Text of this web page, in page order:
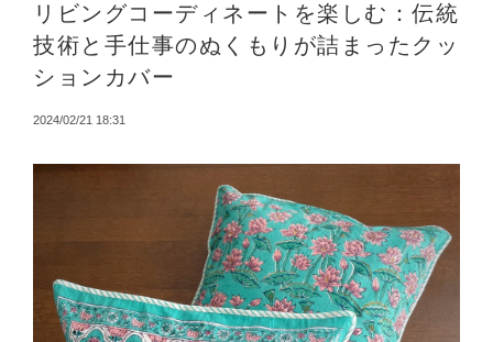
リビングコーディネートを楽しむ：伝統
技術と手仕事のぬくもりが詰まったクッ
ションカバー
2024/02/21 18:31